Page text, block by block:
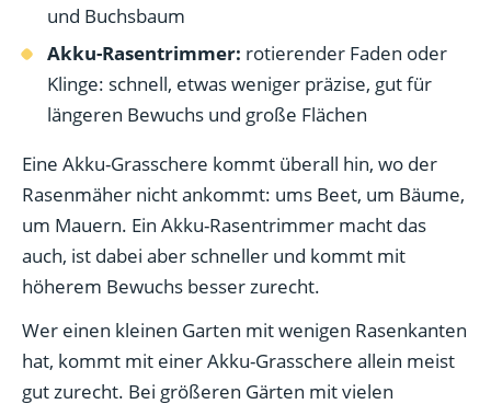
und Buchsbaum
Akku-Rasentrimmer: rotierender Faden oder
Klinge: schnell, etwas weniger präzise, gut für
längeren Bewuchs und große Flächen
Eine Akku-Grasschere kommt überall hin, wo der
Rasenmäher nicht ankommt: ums Beet, um Bäume,
um Mauern. Ein Akku-Rasentrimmer macht das
auch, ist dabei aber schneller und kommt mit
höherem Bewuchs besser zurecht.
Wer einen kleinen Garten mit wenigen Rasenkanten
hat, kommt mit einer Akku-Grasschere allein meist
gut zurecht. Bei größeren Gärten mit vielen